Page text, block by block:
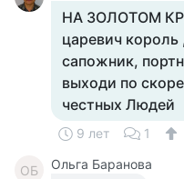
НА ЗОЛОТОМ
царевич
сапожник,
выходи по
честных Людей
9 лет 1
ОБ Ольга Баранова